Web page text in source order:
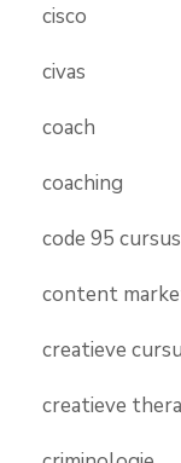
cisco
civas
coach
coaching
code 95 cursus
content
creatieve
creatieve